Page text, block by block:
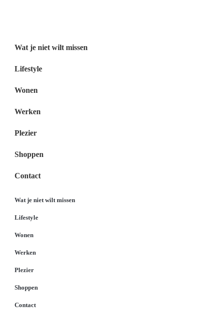
Wat je niet wilt missen
Lifestyle
Wonen
Werken
Plezier
Shoppen
Contact
Wat je niet wilt missen
Lifestyle
Wonen
Werken
Plezier
Shoppen
Contact